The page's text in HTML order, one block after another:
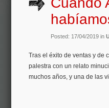
Posted: 17/04/2019 in
Tras el éxito de ventas y de
palestra con un relato
muchos años, y una de las